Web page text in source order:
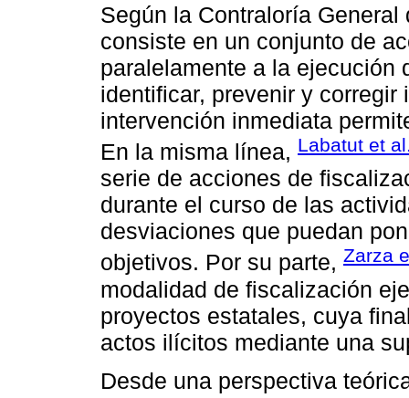
Según la Contraloría
consiste en un conjunto de
paralelamente a la ejecución
identificar, prevenir y
intervención inmediata
En la misma línea, Labatut et
serie de acciones de
durante el curso de las
desviaciones que puedan
objetivos. Por su parte, Zarza
modalidad de fiscalización
proyectos estatales, cuya
actos ilícitos mediante una
Desde una perspectiva